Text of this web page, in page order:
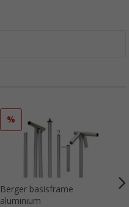
%
Berger basisframe
aluminium